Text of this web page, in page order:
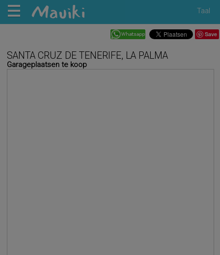
Taal
Save
SANTA CRUZ DE TENERIFE, LA PALMA
Garageplaatsen te koop